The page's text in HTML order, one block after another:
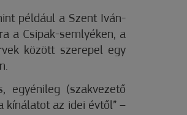
például a Szent Iván-
a Csipak-semlyéken, a
között szerepel egy
egyénileg (szakvezető
kínálatot az idei évtől” –